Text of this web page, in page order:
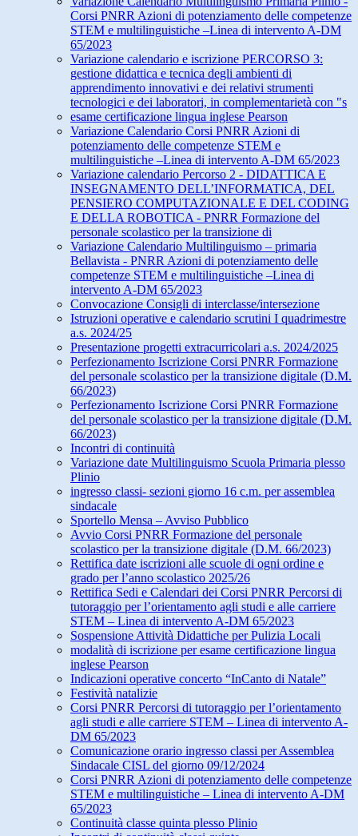
Corsi PNRR Azioni di potenziamento delle competenze
STEM e multilinguistiche –Linea di intervento A-DM
65/2023
Variazione calendario e iscrizione PERCORSO 3:
gestione didattica e tecnica degli ambienti di
apprendimento innovativi e dei relativi strumenti
tecnologici e dei laboratori, in complementarietà con "s
esame certificazione lingua inglese Pearson
Variazione Calendario Corsi PNRR Azioni di
potenziamento delle competenze STEM e
multilinguistiche –Linea di intervento A-DM 65/2023
Variazione calendario Percorso 2 - DIDATTICA E
INSEGNAMENTO DELL’INFORMATICA, DEL
PENSIERO COMPUTAZIONALE E DEL CODING
E DELLA ROBOTICA - PNRR Formazione del
personale scolastico per la transizione di
Variazione Calendario Multilinguismo – primaria
Bellavista - PNRR Azioni di potenziamento delle
competenze STEM e multilinguistiche –Linea di
intervento A-DM 65/2023
Convocazione Consigli di interclasse/intersezione
Istruzioni operative e calendario scrutini I quadrimestre
a.s. 2024/25
Presentazione progetti extracurricolari a.s. 2024/2025
Perfezionamento Iscrizione Corsi PNRR Formazione
del personale scolastico per la transizione digitale (D.M.
66/2023)
Perfezionamento Iscrizione Corsi PNRR Formazione
del personale scolastico per la transizione digitale (D.M.
66/2023)
Incontri di continuità
Variazione date Multilinguismo Scuola Primaria plesso
Plinio
ingresso classi- sezioni giorno 16 c.m. per assemblea
sindacale
Sportello Mensa – Avviso Pubblico
Avvio Corsi PNRR Formazione del personale
scolastico per la transizione digitale (D.M. 66/2023)
Rettifica date iscrizioni alle scuole di ogni ordine e
grado per l’anno scolastico 2025/26
Rettifica Sedi e Calendari dei Corsi PNRR Percorsi di
tutoraggio per l’orientamento agli studi e alle carriere
STEM – Linea di intervento A-DM 65/2023
Sospensione Attività Didattiche per Pulizia Locali
modalità di iscrizione per esame certificazione lingua
inglese Pearson
Indicazioni operative concerto “InCanto di Natale”
Festività natalizie
Corsi PNRR Percorsi di tutoraggio per l’orientamento
agli studi e alle carriere STEM – Linea di intervento A-
DM 65/2023
Comunicazione orario ingresso classi per Assemblea
Sindacale CISL del giorno 09/12/2024
Corsi PNRR Azioni di potenziamento delle competenze
STEM e multilinguistiche – Linea di intervento A-DM
65/2023
Continuità classe quinta plesso Plinio